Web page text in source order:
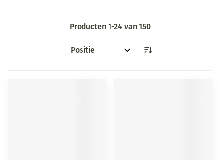
Producten 1-24van 150
Sorteer op: